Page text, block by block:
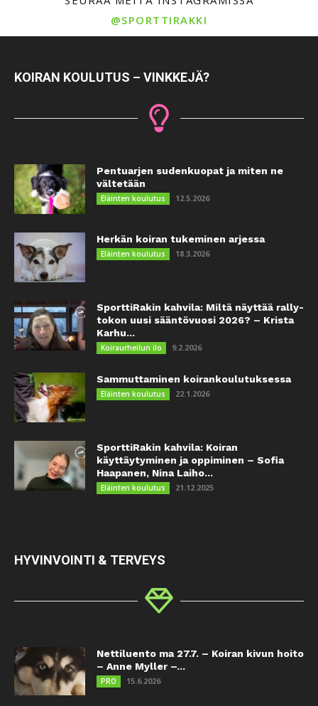
@SPORTTIRAKKI
KOIRAN KOULUTUS – VINKKEJÄ?
Pentuarjen sudenkuopat ja miten ne
vältetään
Eläinten koulutus 12.5.2026
Herkän koiran tukeminen arjessa
Eläinten koulutus 18.3.2026
SporttiRakin kahvila: Miltä näyttää rally-
tokon uusi sääntövuosi 2026? – Krista
Karhu...
Koiraurheilun ilo 9.2.2026
Sammuttaminen koirankoulutuksessa
Eläinten koulutus 22.1.2026
SporttiRakin kahvila: Koiran
käyttäytyminen ja oppiminen – Sofia
Haapanen, Nina Laiho...
Eläinten koulutus 21.12.2025
HYVINVOINTI & TERVEYS
Nettiluento ma 27.7. – Koiran kivun hoito
– Anne Myller –...
PRO 15.6.2026